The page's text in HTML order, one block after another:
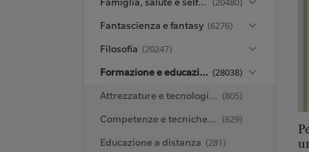
Fantascienza e fantasy (6276)
Filosofia (20247)
Formazione e educazione (28038)
Attrezzature e tecnologie didattiche (805)
Competenze e tecniche di insegnamento (629)
Educazione a distanza (281)